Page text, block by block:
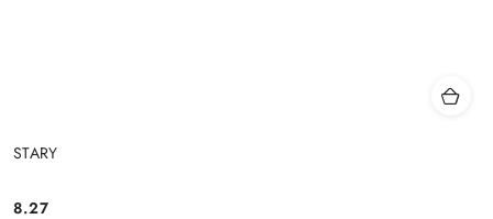
STARY
8.27